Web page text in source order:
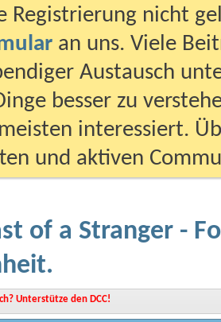
Registrierung nicht
an uns. Viele
Austausch
besser zu
interessiert.
und aktiven
of a Stranger -
Unterstütze den DCC!